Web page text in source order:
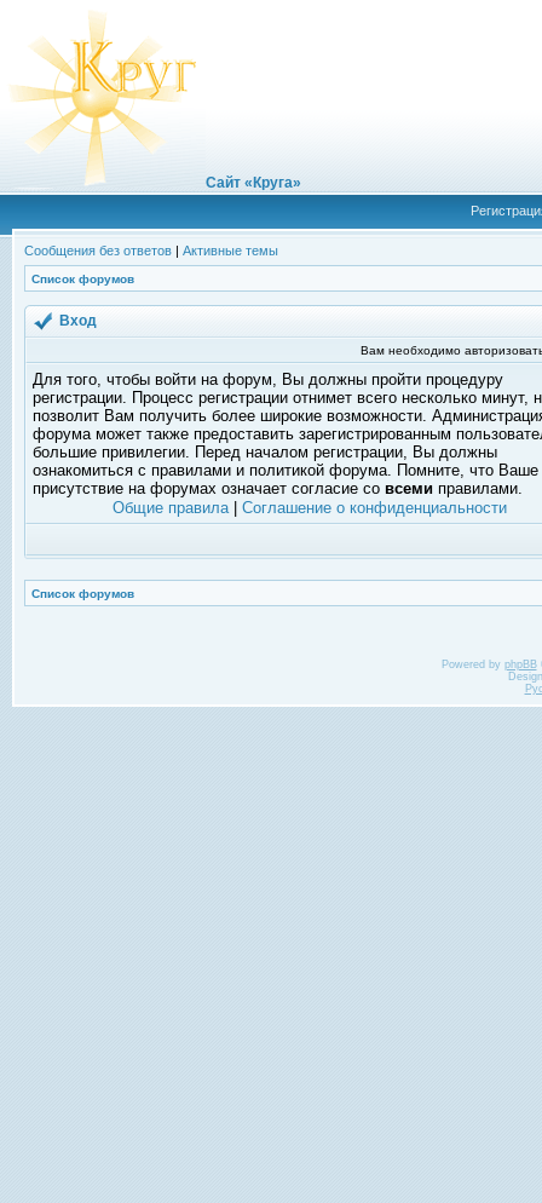
Сайт «Круга»
Сообщения без ответов | Активные темы
Список форумов
Вход
Вам необходимо
Для того, чтобы войти на форум, Вы должны пройти процедуру
регистрации. Процесс регистрации отнимет всего несколько минут,
позволит Вам получить более широкие возможности.
форума может также предоставить зарегистрированным
большие привилегии. Перед началом регистрации, Вы должны
ознакомиться с правилами и политикой форума. Помните, что Ваше
присутствие на форумах означает согласие со всеми правилами.
Общие правила| Соглашение о конфиденциальности
Список форумов
Powered by phpBB